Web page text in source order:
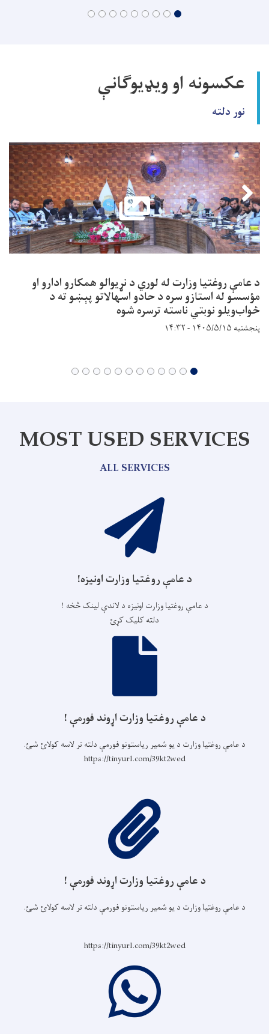
عکسونه او ویډیوګانې
نور دلته
د عامې روغتيا وزارت له لوري د نړيوالو همکارو ادارو او
مؤسسو له استازو سره د حادو اسهالاتو پېښو ته د
ځواب‌ویلو نوبتي ناسته ترسره شوه
پنجشنبه ۱۴۰۵/۵/۱۵ - ۱۴:۳۲
MOST USED SERVICES
ALL SERVICES
د عامې روغتیا وزارت اونیزه!
د عامې روغتیا وزارت اونیزه د لاندې لینک څخه !
دلته کلیک کړئ
د عامې روغتیا وزارت اړوند فورمې !
د عامې روغتیا وزارت د یو شمیر ریاستونو فورمې دلته تر لاسه کولائ شئ.
https://tinyurl.com/39kt2wed
د عامې روغتیا وزارت اړوند فورمې !
د عامې روغتیا وزارت د یو شمیر ریاستونو فورمې دلته تر لاسه کولائ شئ.
https://tinyurl.com/39kt2wed